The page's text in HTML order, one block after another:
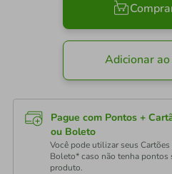
Adicionar
Pague com Pontos +
ou Boleto
Você pode utilizar seus
Boleto* caso não tenha pontos
produto.